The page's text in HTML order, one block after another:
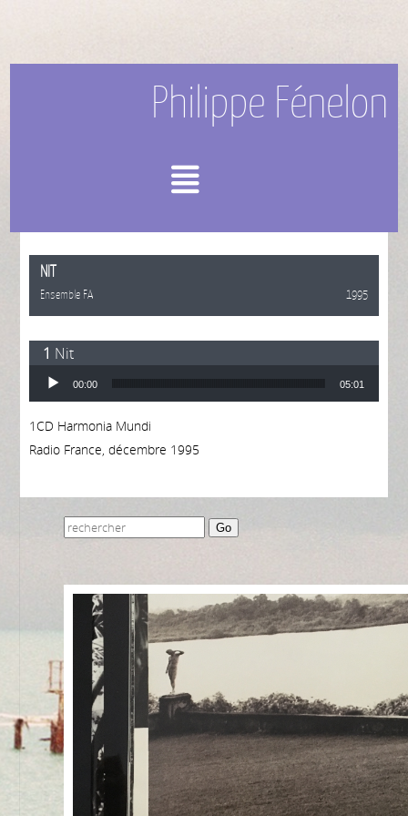
Philippe Fénelon
NIT
Ensemble FA 1995
Nit
Lecteur audio
00:00 05:01
1CD Harmonia Mundi
Radio France, décembre 1995
Go